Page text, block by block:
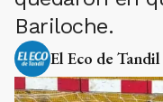
Bariloche.
El Eco de Tandil